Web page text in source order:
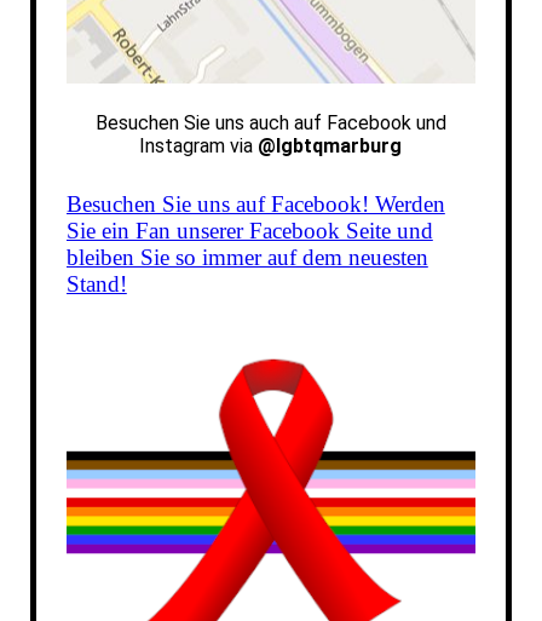
Besuchen Sie uns auch auf Facebook und
Instagram via @lgbtqmarburg
Besuchen Sie uns auf Facebook! Werden
Sie ein Fan unserer Facebook Seite und
bleiben Sie so immer auf dem neuesten
Stand!